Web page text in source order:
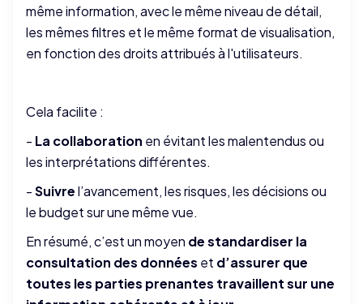
même information, avec le même niveau de détail,
les mêmes filtres et le même format de visualisation,
en fonction des droits attribués à l'utilisateurs.
Cela facilite :
- La collaboration en évitant les malentendus ou
les interprétations différentes.
-Suivrel’avancement, les risques, les décisions ou
le budget sur une même vue.
En résumé, c’est un moyen de standardiser la
consultation des données et d’assurer que
toutes les parties prenantes travaillent sur une